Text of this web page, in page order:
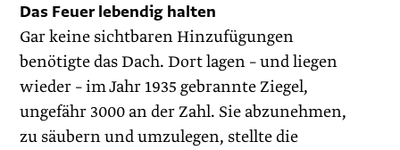
Das Feuer lebendig halten
Gar keine sichtbaren Hinzufügungen
benötigte das Dach. Dort lagen – und liegen
wieder – im Jahr 1935 gebrannte Ziegel,
ungefähr 3000 an der Zahl. Sie abzunehmen,
zu säubern und umzulegen, stellte die